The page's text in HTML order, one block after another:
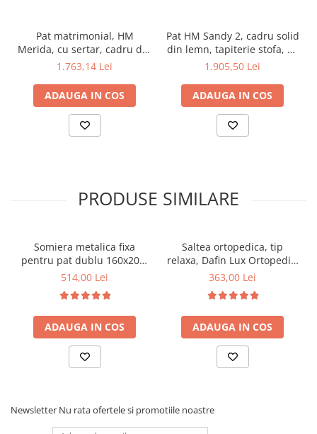
Pat matrimonial, HM
Merida, cu sertar, cadru din
lemn, somiera inclusa,
1.763,14 Lei
ADAUGA IN COS
Pat HM Sandy 2, cadru solid
din lemn, tapiterie stofa, cu
somiera, 160x200, gri
1.905,50 Lei
ADAUGA IN COS
PRODUSE SIMILARE
Somiera metalica fixa
pentru pat dublu 160x200,
6 picioare, 32 lamele lemn
saltea ferm, negru
514,00 Lei
ADAUGA IN COS
Saltea ortopedica, tip
relaxa, Dafin Lux Ortopedic,
90x200x21cm, fermitate
tip Bonell, fata vara-iarna,
sistem de aerisire cu
butoni, Salt Confort
363,00 Lei
ADAUGA IN COS
Newsletter Nu rata ofertele si promotiile noastre